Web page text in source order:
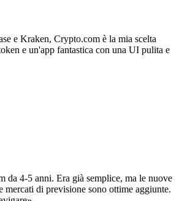
e Kraken, Crypto.com è la mia scelta
e un'app fantastica con una UI pulita e
da 4-5 anni. Era già semplice, ma le nuove
mercati di previsione sono ottime aggiunte.